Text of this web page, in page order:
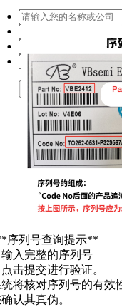
提交
序列号查询提示**
输入完整的序列号
点击提交进行验证。
将核对序列号的有效
认其真伪。